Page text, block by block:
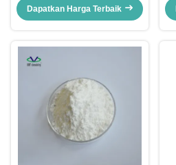
71878-19-8 CAS 65447-77-0
Dapatkan Harga Terbaik